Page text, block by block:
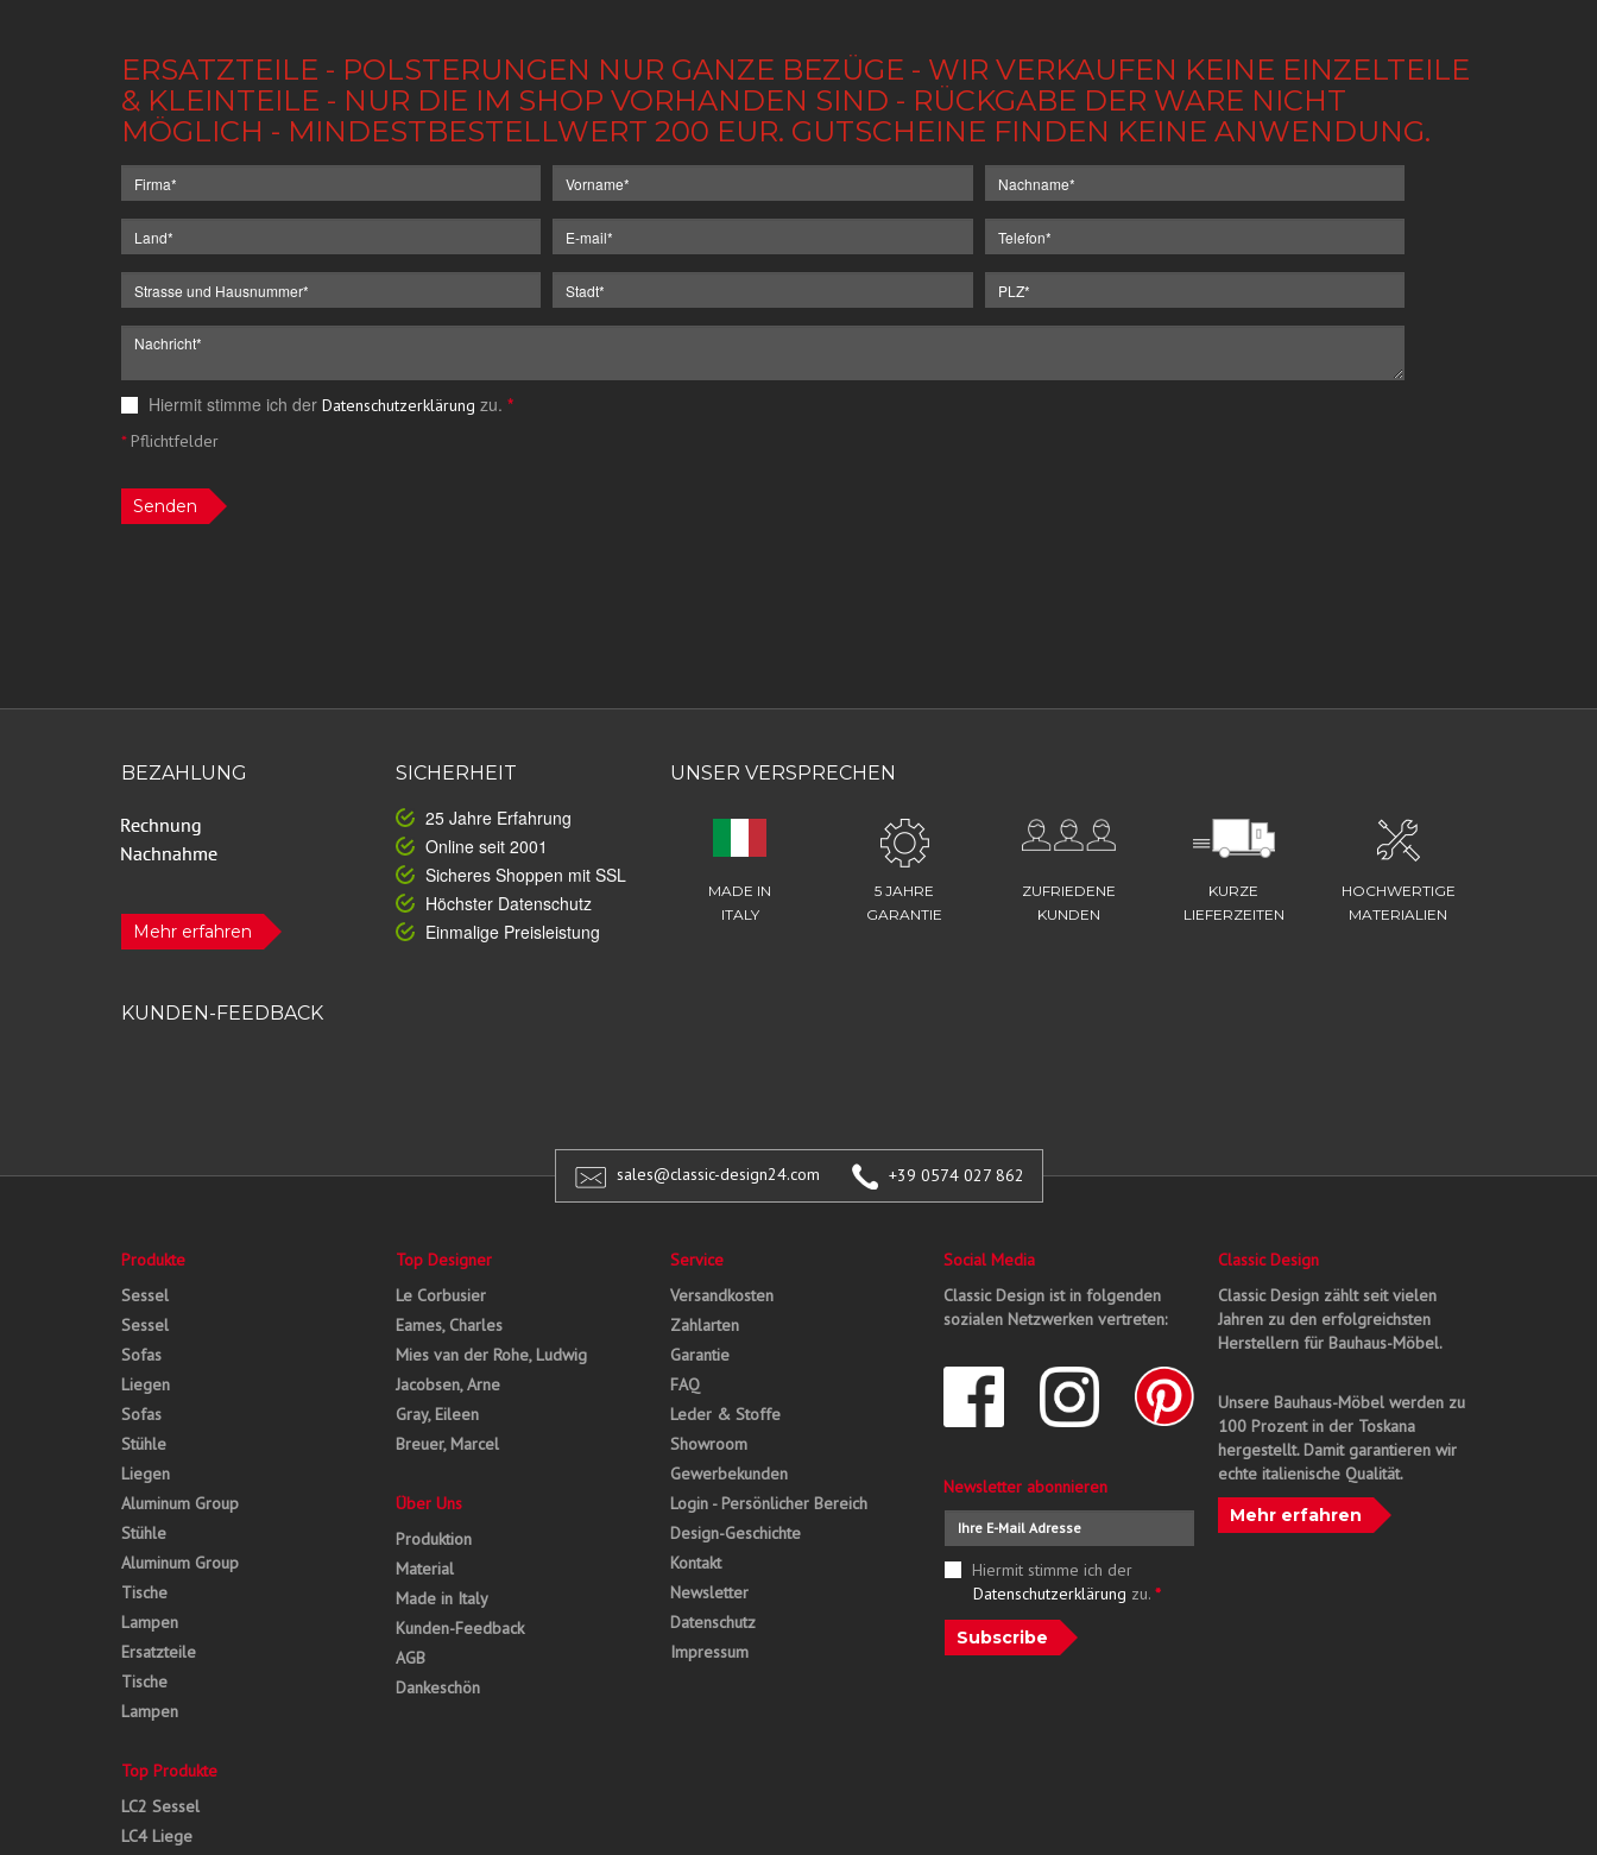
ERSATZTEILE - POLSTERUNGEN NUR GANZE BEZÜGE - WIR VERKAUFEN KEINE EINZELTEILE
& KLEINTEILE - NUR DIE IM SHOP VORHANDEN SIND - RÜCKGABE DER WARE NICHT
MÖGLICH - MINDESTBESTELLWERT 200 EUR. GUTSCHEINE FINDEN KEINE ANWENDUNG.
Hiermit stimme ich der Datenschutzerklärung zu. *
*Pflichtfelder
Senden
BEZAHLUNG
Mehr erfahren
SICHERHEIT
25 Jahre Erfahrung
Online seit 2001
Sicheres Shoppen mit SSL
Höchster Datenschutz
Einmalige Preisleistung
UNSER VERSPRECHEN
MADE IN
ITALY
5 JAHRE
GARANTIE
ZUFRIEDENE
KUNDEN
KURZE
LIEFERZEITEN
HOCHWERTIGE
MATERIALIEN
KUNDEN-FEEDBACK
sales@classic-design24.com +39 0574 027 862
Produkte
Sessel
Sessel
Sofas
Liegen
Sofas
Stühle
Liegen
Aluminum Group
Stühle
Aluminum Group
Tische
Lampen
Ersatzteile
Tische
Lampen
Top Produkte
LC2 Sessel
LC4 Liege
Top Designer
Le Corbusier
Eames, Charles
Mies van der Rohe, Ludwig
Jacobsen, Arne
Gray, Eileen
Breuer, Marcel
Über Uns
Produktion
Material
Made in Italy
Kunden-Feedback
AGB
Dankeschön
Service
Versandkosten
Zahlarten
Garantie
FAQ
Leder & Stoffe
Showroom
Gewerbekunden
Login - Persönlicher Bereich
Design-Geschichte
Kontakt
Newsletter
Datenschutz
Impressum
Social Media
Classic Design ist in folgenden
sozialen Netzwerken vertreten:
Newsletter abonnieren
Hiermit stimme ich der
Datenschutzerklärung zu. *
Subscribe
Classic Design
Classic Design zählt seit vielen
Jahren zu den erfolgreichsten
Herstellern für Bauhaus-Möbel.
Unsere Bauhaus-Möbel werden zu
100 Prozent in der Toskana
hergestellt. Damit garantieren wir
echte italienische Qualität.
Mehr erfahren